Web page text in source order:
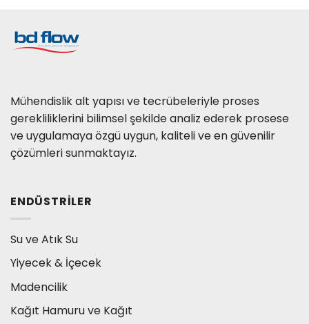
Mühendislik alt yapısı ve tecrübeleriyle proses
gerekliliklerini bilimsel şekilde analiz ederek prosese
ve uygulamaya özgü uygun, kaliteli ve en güvenilir
çözümleri sunmaktayız.
ENDÜSTRILER
Su ve Atık Su
Yiyecek & İçecek
Madencilik
Kağıt Hamuru ve Kağıt